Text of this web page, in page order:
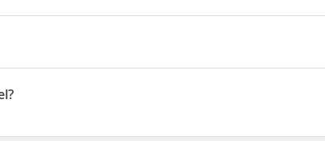
de una fantástica ubicación en pleno centro de
Ballina Fair Además, este motel se encuentra a